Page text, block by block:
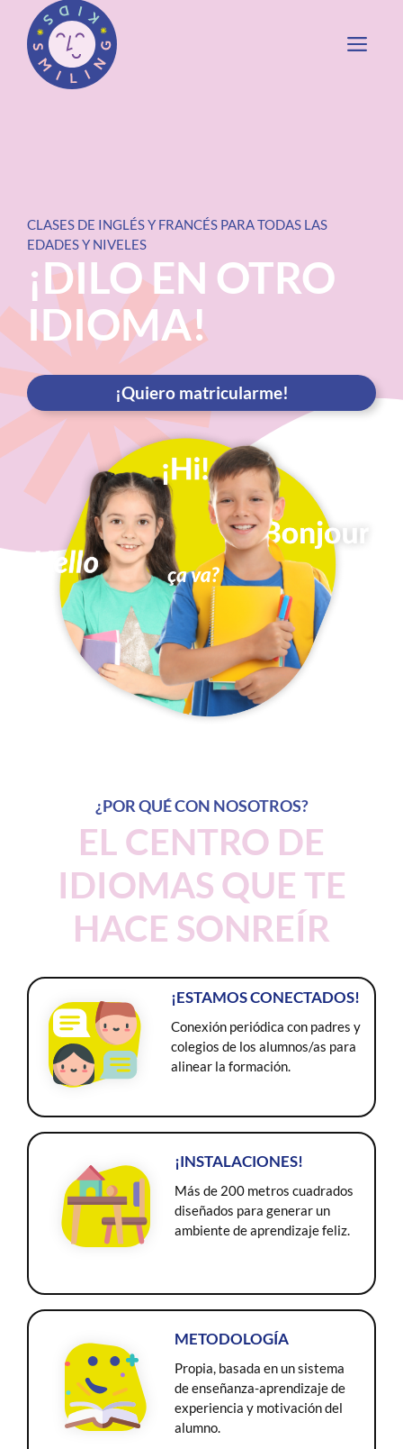
CLASES DE INGLÉS Y FRANCÉS PARA TODAS LAS
EDADES Y NIVELES
¡DILO EN OTRO
IDIOMA!
¡Quiero matricularme!
¿POR QUÉ CON NOSOTROS?
EL CENTRO DE
IDIOMAS QUE TE
HACE SONREÍR
¡ESTAMOS CONECTADOS!
Conexión periódica con padres y
colegios de los alumnos/as para
alinear la formación.
¡INSTALACIONES!
Más de 200 metros cuadrados
diseñados para generar un
ambiente de aprendizaje feliz.
METODOLOGÍA
Propia, basada en un sistema
de enseñanza-aprendizaje de
experiencia y motivación del
alumno.